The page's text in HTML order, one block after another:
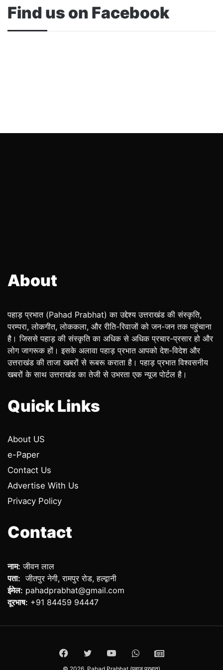
Find us on Facebook
About
पहाड़ प्रभात (Pahad Prabhat) का उद्देश्य उत्तराखंड की संस्कृति,
परम्परा, लोकगीत, लोककला, और रीति-रिवाजों को जन-जन तक पहुंचाना
है। जिससे पहाड़ की संस्कृति का अधिक से अधिक प्रचार-प्रसार हो और
लोग जागरूक हों। इसके अलावा पहाड़ प्रभात आपको देश-विदेश और
उत्तराखंड की ताजा खबरों से रूबरू कराता है। पहाड़ प्रभात विश्वसनीय
खबरों के साथ उत्तराखंड का तेजी से उभरता एक न्यूज पोर्टल है।
Quick Links
About US
e-Paper
Contact Us
Advertise With Us
Privacy Policy
Contact
नाम: जीवन लाल
पता: जीतपुर नेगी, रामपुर रोड, हल्द्वानी
ईमेल: pahadprabhat@gmail.com
दूरभाष: +91 84459 94447
Facebook
TwitterYouTubeWhatsApp
ePaper